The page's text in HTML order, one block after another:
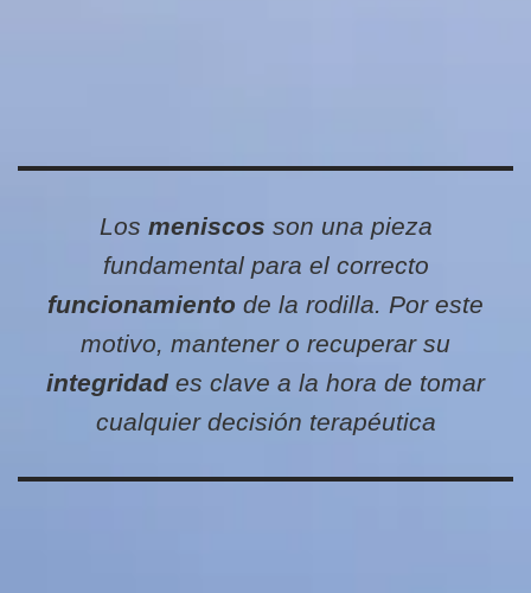
Los meniscos son una pieza
fundamental para el correcto
funcionamiento de la rodilla. Por este
motivo, mantener o recuperar su
integridad es clave a la hora de tomar
cualquier decisión terapéutica